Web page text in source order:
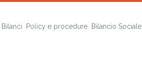
Bilanci Policy e procedure Bilancio Sociale